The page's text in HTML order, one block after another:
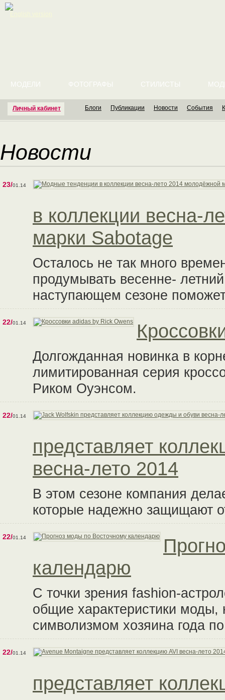
Личный кабинет
МОДЕЛИ ФОТОГРАФЫ СТИЛИСТЫ
Блоги Публикации Новости События
Новости
23/01.14
в коллекции весна-
марки Sabotage
Осталось не так много
продумывать весенне-
наступающем сезоне
22/01.14
Долгожданная новинка в
лимитированная серия
Риком Оуэнсом.
22/01.14
представляет
весна-лето 2014
В этом сезоне компания
которые надежно защищают
22/01.14
календарю
С точки зрения fashion-
общие характеристики моды,
символизмом хозяина года
22/01.14
представляет